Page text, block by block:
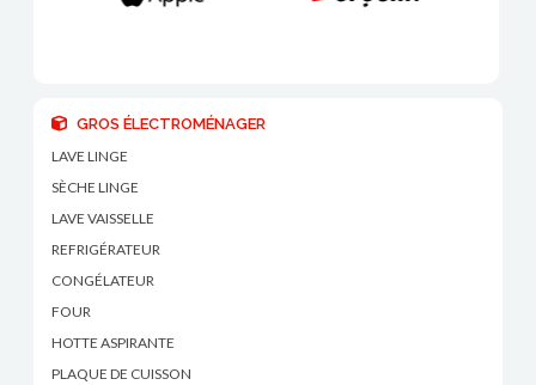
GROS ÉLECTROMÉNAGER
LAVE LINGE
SÈCHE LINGE
LAVE VAISSELLE
REFRIGÉRATEUR
CONGÉLATEUR
FOUR
HOTTE ASPIRANTE
PLAQUE DE CUISSON